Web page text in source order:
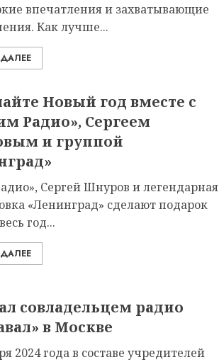
впечатления и захватывающие
Как лучше...
Новый год вместе с
Радио», Сергеем
и группой
Сергей Шнуров и легендарная
«Ленинград» сделают подарок
год...
совладельцем радио
в Москве
2024 года в составе учредителей